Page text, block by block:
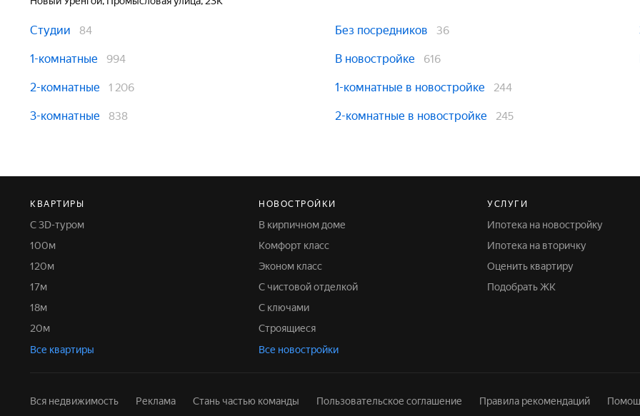
Студии 84
1-комнатные 994
2-комнатные 1 206
3-комнатные 838
Без посредников 36
В новостройке 616
1-комнатные в новостройке 244
2-комнатные в новостройке 245
КВАРТИРЫ
С 3D-туром
100м
120м
17м
18м
20м
Все квартиры
НОВОСТРОЙКИ
В кирпичном доме
Комфорт класс
Эконом класс
С чистовой отделкой
С ключами
Строящиеся
Все новостройки
УСЛУГИ
Ипотека на новостройку
Ипотека на вторичку
Оценить квартиру
Подобрать ЖК
Вся недвижимость Реклама Стань частью команды Пользовательское соглашение Правила рекомендаций